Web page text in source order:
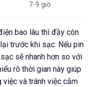
7-9 giờ
bao lâu thì đầy còn
trước khi sạc. Nếu pin
sẽ nhanh hơn so với
rõ thời gian này giúp
và tránh việc cắm